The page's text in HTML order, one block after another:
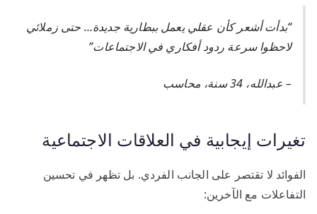
“بدأت أشعر كأن عقلي يعمل ببطارية جديدة… حتى زملائي
لاحظوا سرعة ردود أفكاري في الاجتماعات”
– عبدالله، 34 سنة، محاسب
تغيرات إيجابية في العلاقات الاجتماعية
الفوائد لا تقتصر على الجانب الفردي. بل تظهر في تحسين
التفاعلات مع الآخرين: